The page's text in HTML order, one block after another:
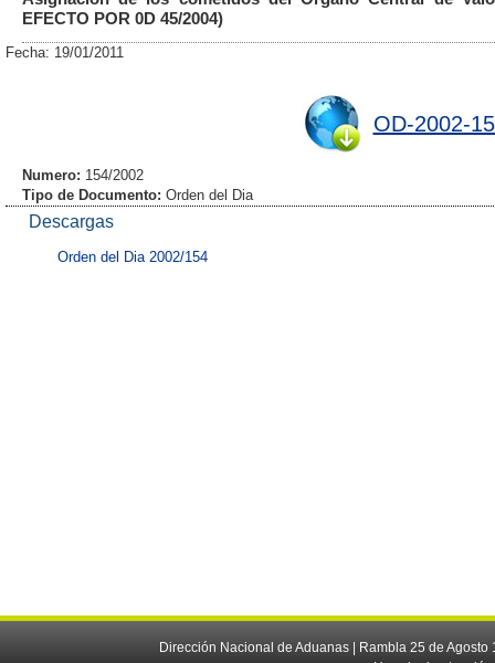
EFECTO POR 0D 45/2004)
Fecha: 19/01/2011
OD-2002-
Numero: 154/2002
Tipo de Documento: Orden del Dia
Descargas
Orden del Dia 2002/154
Dirección Nacional de Aduanas | Rambla 25 de